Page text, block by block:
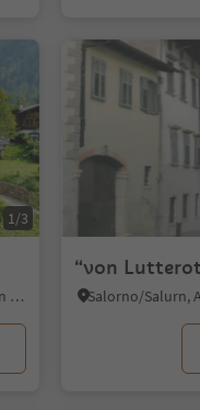
1/3
San Pancrazio/St. Pankraz, St.Pankraz/San Pancrazio, Meran/Merano and environs
“von
Salorno/Salurn,